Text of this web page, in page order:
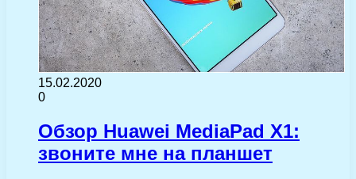
15.02.2020
0
Обзор Huawei MediaPad X1:
звоните мне на планшет